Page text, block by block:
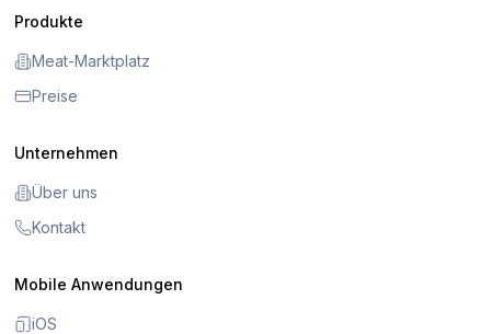
Produkte
Meat-Marktplatz
Preise
Unternehmen
Über uns
Kontakt
Mobile Anwendungen
iOS